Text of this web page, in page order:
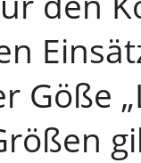
Göße